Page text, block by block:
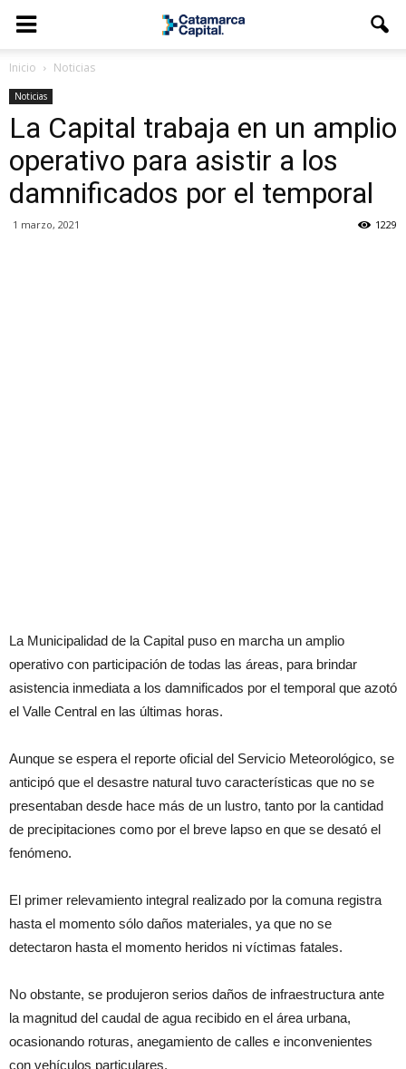
Inicio Noticias
Noticias
La Capital trabaja en un amplio
operativo para asistir a los
damnificados por el temporal
1 marzo, 2021 1229
La Municipalidad de la Capital puso en marcha un amplio
operativo con participación de todas las áreas, para brindar
asistencia inmediata a los damnificados por el temporal que azotó
el Valle Central en las últimas horas.
Aunque se espera el reporte oficial del Servicio Meteorológico, se
anticipó que el desastre natural tuvo características que no se
presentaban desde hace más de un lustro, tanto por la cantidad
de precipitaciones como por el breve lapso en que se desató el
fenómeno.
El primer relevamiento integral realizado por la comuna registra
hasta el momento sólo daños materiales, ya que no se
detectaron hasta el momento heridos ni víctimas fatales.
No obstante, se produjeron serios daños de infraestructura ante
la magnitud del caudal de agua recibido en el área urbana,
ocasionando roturas, anegamiento de calles e inconvenientes
con vehículos particulares.